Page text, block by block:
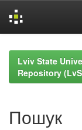
navigationLviv State
Repository
Пошук